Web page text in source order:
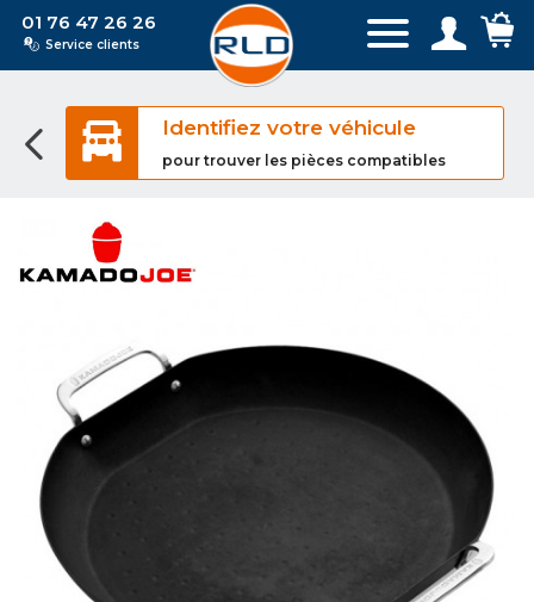
01 76 47 26 26
Service clients
Identifiez votre véhicule
pour trouver les pièces compatibles